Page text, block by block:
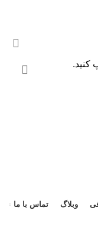
وبلاگ تماس با ما
کنید.